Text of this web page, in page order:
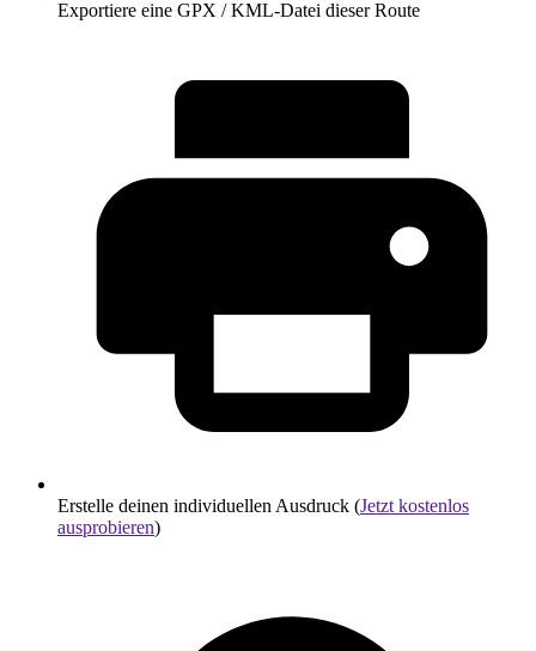
Exportiere eine GPX / KML-Datei dieser Route
Erstelle deinen individuellen Ausdruck (Jetzt kostenlos
ausprobieren)